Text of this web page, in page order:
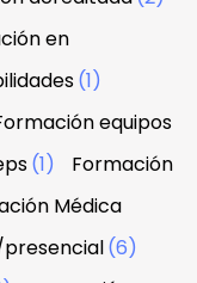
en
(1)
equipos
(1)
Formación
Médica
(6)